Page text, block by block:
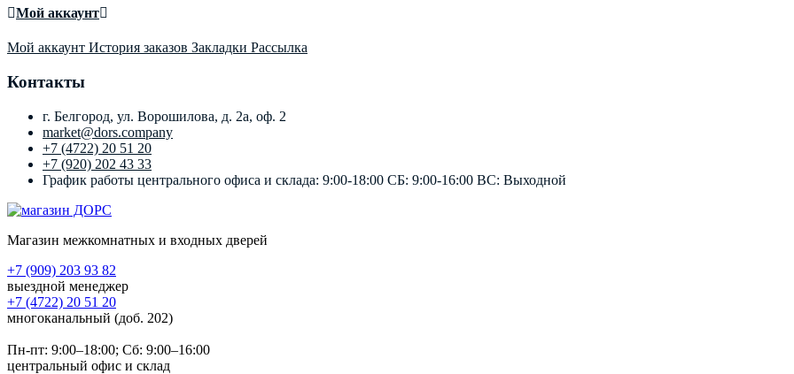
Мой аккаунт
Мой аккаунт История заказов Закладки Рассылка
Контакты
г. Белгород, ул. Ворошилова, д. 2а, оф. 2
market@dors.company
+7 (4722) 20 51 20
+7 (920) 202 43 33
График работы центрального офиса и склада: 9:00-18:00 СБ: 9:00-16:00 ВС: Выходной
Магазин межкомнатных и входных дверей
+7 (909) 203 93 82
выездной менеджер
+7 (4722) 20 51 20
многоканальный (доб. 202)
Пн-пт: 9:00–18:00; Сб: 9:00–16:00
центральный офис и склад